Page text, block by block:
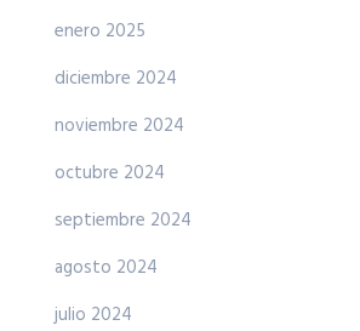
enero 2025
diciembre 2024
noviembre 2024
octubre 2024
septiembre 2024
agosto 2024
julio 2024